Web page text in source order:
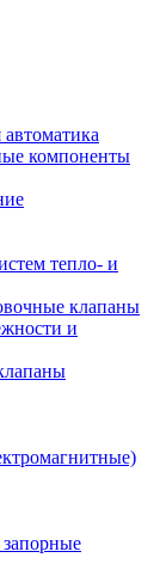
компоненты
тепло- и
клапаны
и